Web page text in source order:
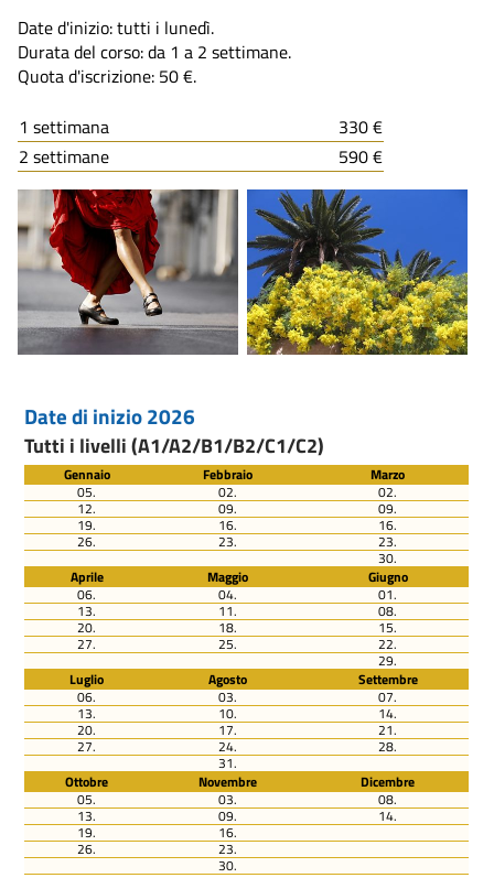
Date d'inizio: tutti i lunedì.
Durata del corso: da 1 a 2 settimane.
Quota d'iscrizione: 50 €.
1 settimana
330 €
2 settimane
590 €
Date di inizio 2026
Tutti i livelli (A1/A2/B1/B2/C1/C2)
Gennaio Febbraio
Marzo
05.
02. 02.
12. 09. 09.
19. 16. 16.
26. 23. 23.
30.
Aprile
Maggio
Giugno
06.
04. 01.
13. 11. 08.
20. 18. 15.
27. 25. 22.
29.
Luglio
Agosto
Settembre
06.
03. 07.
13. 10. 14.
20. 17. 21.
27. 24. 28.
31.
Ottobre
Novembre
Dicembre
05.
03. 08.
13. 09. 14.
19. 16.
26. 23.
30.